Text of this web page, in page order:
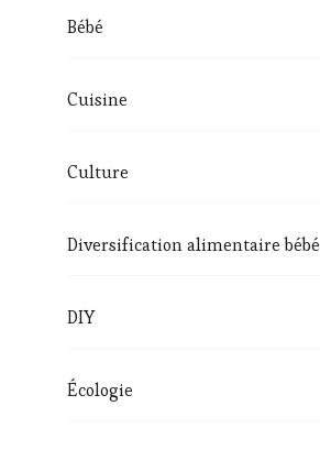
Bébé
Cuisine
Culture
Diversification alimentaire bébé
DIY
Écologie